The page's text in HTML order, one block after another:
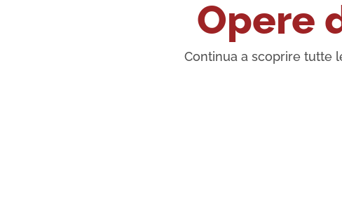
Opere
Continua a scoprire tutte